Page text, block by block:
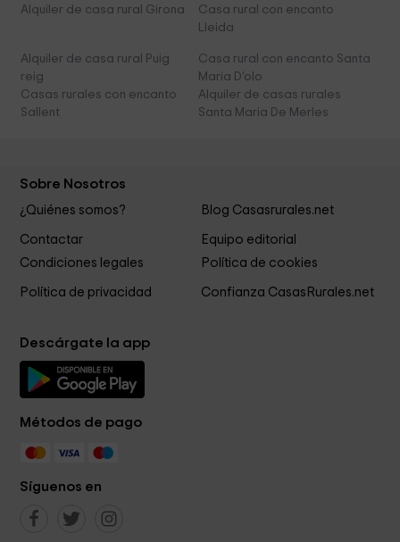
Alquiler de casa rural Girona
Casa rural con encanto
Lleida
Alquiler de casa rural Puig
reig
Casa rural con encanto Santa
Maria D'olo
Casas rurales con encanto
Sallent
Alquiler de casas rurales
Santa Maria De Merles
Sobre Nosotros
¿Quiénes somos? Blog Casasrurales.net
Contactar
Equipo editorial
Condiciones legales
Política de cookies
Política de privacidad Confianza CasasRurales.net
Descárgate la app
Métodos de pago
Síguenos en